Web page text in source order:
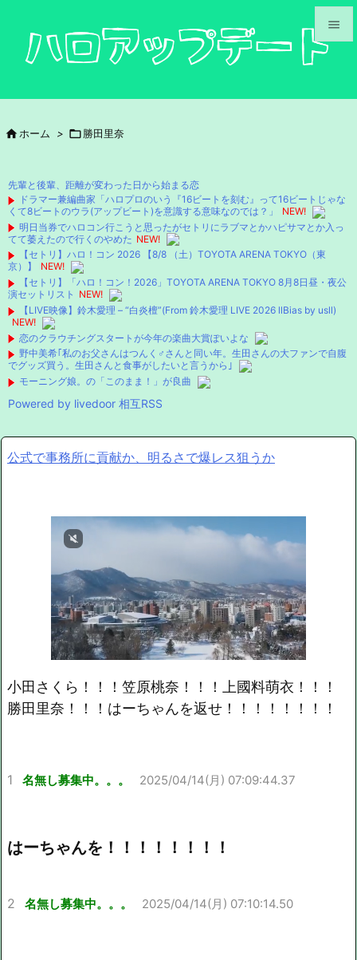



次へ

 ホーム > 勝田里奈
先輩と後輩、距離が変わった日から始まる恋
ドラマー兼編曲家「ハロプロのいう『16ビートを刻む』って16ビートじゃな
くて8ビートのウラ(アップビート)を意識する意味なのでは？」
NEW!
明日当券でハロコン行こうと思ったがセトリにラブマとかハピサマとか入っ
てて萎えたので行くのやめた NEW!
【セトリ】ハロ！コン 2026 【8/8 （土）TOYOTA ARENA TOKYO（東
京）】
NEW!
【セトリ】「ハロ！コン！2026」TOYOTA ARENA TOKYO 8月8日昼・夜公
演セットリスト NEW!
【LIVE映像】鈴木愛理 – “白炎檀”(From 鈴木愛理 LIVE 2026 llBias by usll)
NEW!
恋のクラウチングスタートが今年の楽曲大賞ぽいよな
野中美希｢私のお父さんはつんく♂さんと同い年。生田さんの大ファンで自腹
でグッズ買う。生田さんと食事がしたいと言うから｣
モーニング娘。の「このまま！」が良曲
Powered by livedoor 相互RSS
公式で事務所に貢献か、明るさで爆レス狙うか
小田さくら！！！笠原桃奈！！！上國料萌衣！！！
勝田里奈！！！はーちゃんを返せ！！！！！！！！
1 名無し募集中。。。 2025/04/14(月) 07:09:44.37
はーちゃんを！！！！！！！！
2 名無し募集中。。。 2025/04/14(月) 07:10:14.50